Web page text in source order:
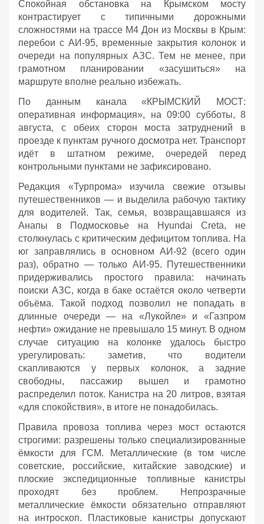
Спокойная обстановка на Крымском мосту
контрастирует с типичными дорожными
сложностями на трассе М4 Дон из Москвы в Крым:
перебои с АИ‑95, временные закрытия колонок и
очереди на популярных АЗС. Тем не менее, при
грамотном планировании «засушиться» на
маршруте вполне реально избежать.
По данным канала «КРЫМСКИЙ МОСТ:
оперативная информация», на 09:00 субботы, 8
августа, с обеих сторон моста затруднений в
проезде к пунктам ручного досмотра нет. Транспорт
идёт в штатном режиме, очередей перед
контрольными пунктами не зафиксировано.
Редакция «Турпрома» изучила свежие отзывы
путешественников — и выделила рабочую тактику
для водителей. Так, семья, возвращавшаяся из
Анапы в Подмосковье на Hyundai Creta, не
столкнулась с критическим дефицитом топлива. На
юг заправлялись в основном АИ‑92 (всего один
раз), обратно — только АИ‑95. Путешественники
придерживались простого правила: начинать
поиски АЗС, когда в баке остаётся около четверти
объёма. Такой подход позволил не попадать в
длинные очереди — на «Лукойле» и «Газпром
нефти» ожидание не превышало 15 минут. В одном
случае ситуацию на колонке удалось быстро
урегулировать: заметив, что водители
скапливаются у первых колонок, а задние
свободны, пассажир вышел и грамотно
распределил поток. Канистра на 20 литров, взятая
«для спокойствия», в итоге не понадобилась.
Правила провоза топлива через мост остаются
строгими: разрешены только специализированные
ёмкости для ГСМ. Металлические (в том числе
советские, российские, китайские заводские) и
плоские экспедиционные топливные канистры
проходят без проблем. Непрозрачные
металлические ёмкости обязательно отправляют
на интроскоп. Пластиковые канистры допускают